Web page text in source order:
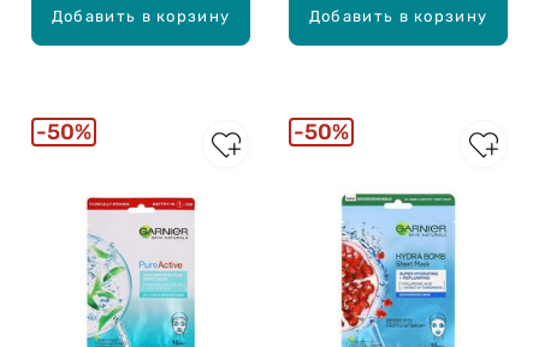
Добавить в корзину Добавить в корзину
50% 50%